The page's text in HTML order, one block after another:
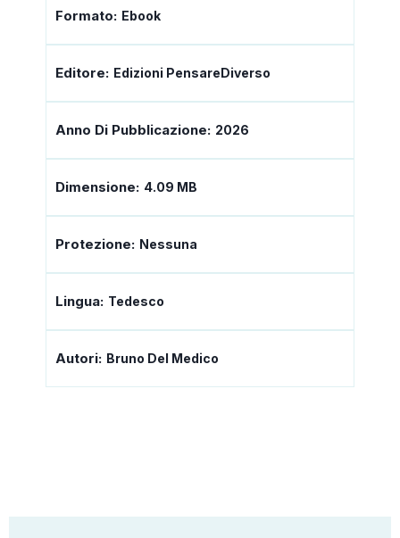
Formato: Ebook
Editore: Edizioni PensareDiverso
Anno Di Pubblicazione: 2026
Dimensione: 4.09 MB
Protezione: Nessuna
Lingua: Tedesco
Autori: Bruno Del Medico